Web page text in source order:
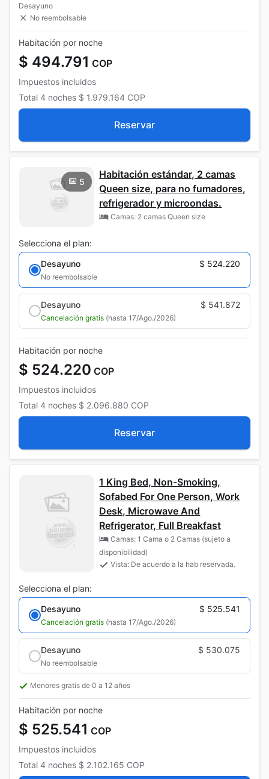
Desayuno
No reembolsable
Habitación por noche
$ 494.791 COP
Impuestos incluidos
Total 4 noches $ 1.979.164 COP
Reservar
5
Habitación estándar, 2 camas
Queen size, para no fumadores,
refrigerador y microondas.
Camas: 2 camas Queen size
Selecciona el plan:
Desayuno
$ 524.220
No reembolsable
Desayuno $ 541.872
Cancelación gratis (hasta 17/Ago./2026)
Habitación por noche
$ 524.220 COP
Impuestos incluidos
Total 4 noches $ 2.096.880 COP
Reservar
1 King Bed, Non-Smoking,
Sofabed For One Person, Work
Desk, Microwave And
Refrigerator, Full Breakfast
Camas: 1 Cama o 2 Camas (sujeto a
disponibilidad)
Vista: De acuerdo a la hab reservada.
Selecciona el plan:
Desayuno
$ 525.541
Cancelación gratis (hasta 17/Ago./2026)
Desayuno $ 530.075
No reembolsable
Menores gratis de 0 a 12 años
Habitación por noche
$ 525.541 COP
Impuestos incluidos
Total 4 noches $ 2.102.165 COP